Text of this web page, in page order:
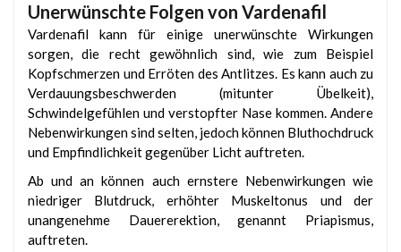
Unerwünschte Folgen von Vardenafil
Vardenafil kann für einige unerwünschte Wirkungen
sorgen, die recht gewöhnlich sind, wie zum Beispiel
Kopfschmerzen und Erröten des Antlitzes. Es kann auch zu
Verdauungsbeschwerden (mitunter Übelkeit),
Schwindelgefühlen und verstopfter Nase kommen. Andere
Nebenwirkungen sind selten, jedoch können Bluthochdruck
und Empfindlichkeit gegenüber Licht auftreten.
Ab und an können auch ernstere Nebenwirkungen wie
niedriger Blutdruck, erhöhter Muskeltonus und der
unangenehme Dauererektion, genannt Priapismus,
auftreten.